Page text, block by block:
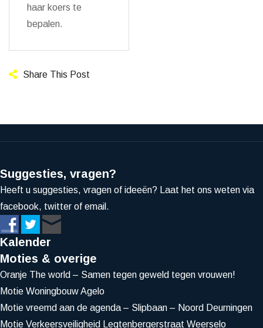
haar koers te
bepalen.
Share This Post
Suggesties, vragen?
Heeft u suggesties, vragen of ideeën? Laat het ons weten via
facebook, twitter of email.
Kalender
Moties & overige
Oranje The world – Samen tegen geweld tegen vrouwen!
Motie Woningbouw Agelo
Motie vreemd aan de agenda – Slipbaan – Noord Deurningen
Motie Verkeersveiligheid Legtenbergerstraat Weerselo